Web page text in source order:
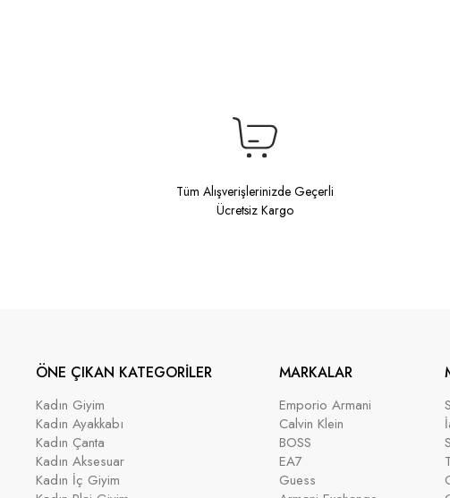
Tüm Alışverişlerinizde Geçerli
Ücretsiz Kargo
ÖNE ÇIKAN KATEGORİLER
Kadın Giyim
Kadın Ayakkabı
Kadın Çanta
Kadın Aksesuar
Kadın İç Giyim
MARKALAR
Emporio Armani
Calvin Klein
BOSS
EA7
Guess